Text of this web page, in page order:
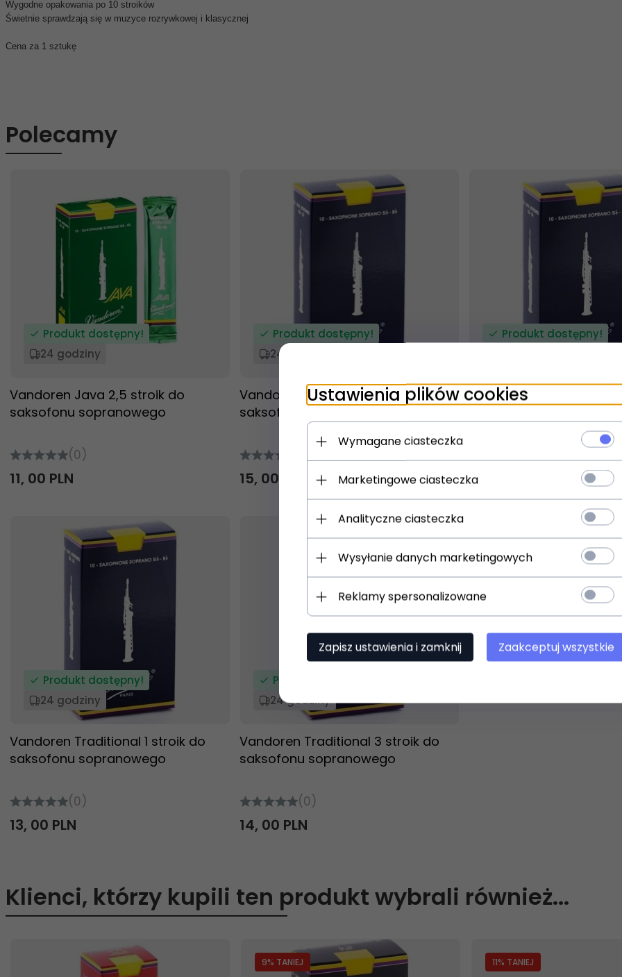
Wygodne opakowania po 10 stroików
Świetnie sprawdzają się w muzyce rozrywkowej i klasycznej
Cena za 1 sztukę
Polecamy
Produkt dostępny!
24 godziny
Vandoren Java 2,5 stroik do
saksofonu sopranowego
(0)
11, 00 PLN
Produkt dostępny!
24 godziny
Vandoren Traditional 2,5 stroik do
saksofonu sopranowego
15, 00
Produkt dostępny!
Vandoren Traditional
15,
Produkt dostępny!
24 godziny
Vandoren Traditional 1 stroik do
saksofonu sopranowego
(0)
13, 00 PLN
Produkt dostępny!
24 godziny
Vandoren Traditional 3 stroik do
saksofonu sopranowego
(0)
14, 00 PLN
Klienci, którzy kupili ten produkt wybrali również...
9% TANIEJ 11% TANIEJ
Ustawienia plików cookies
Wymagane ciasteczka
Marketingowe ciasteczka
Analityczne ciasteczka
Wysyłanie danych marketingowych
Reklamy spersonalizowane
Zapisz ustawienia i zamknij Zaakceptuj wszystkie